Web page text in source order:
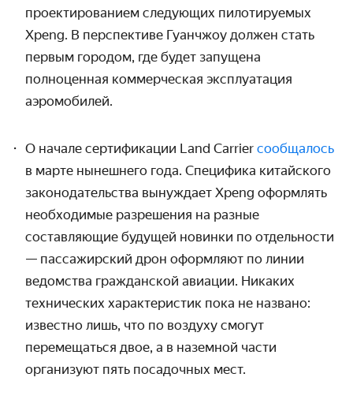
проектированием следующих пилотируемых
Xpeng. В перспективе Гуанчжоу должен стать
первым городом, где будет запущена
полноценная коммерческая эксплуатация
аэромобилей.
О начале сертификации Land Carrier сообщалось
в марте нынешнего года. Специфика китайского
законодательства вынуждает Xpeng оформлять
необходимые разрешения на разные
составляющие будущей новинки по отдельности
— пассажирский дрон оформляют по линии
ведомства гражданской авиации. Никаких
технических характеристик пока не названо:
известно лишь, что по воздуху смогут
перемещаться двое, а в наземной части
организуют пять посадочных мест.